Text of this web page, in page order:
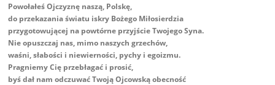
Powołałeś Ojczyznę naszą, Polskę,
do przekazania światu iskry Bożego Miłosierdzia
przygotowującej na powtórne przyjście Twojego Syna.
Nie opuszczaj nas, mimo naszych grzechów,
waśni, słabości i niewierności, pychy i egoizmu.
Pragniemy Cię przebłagać i prosić,
byś dał nam odczuwać Twoją Ojcowską obecność